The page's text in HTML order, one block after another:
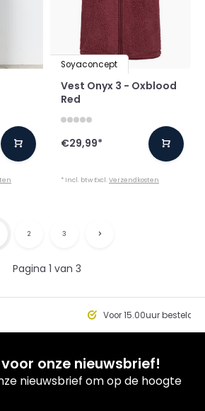
Soyaconcept
Vest Onyx 3 - Oxblood
Red
€29,99*
* Incl. btw Excl. Verzendkosten
Pagina 1 van 3
2 3
Voor 15.00uur besteld,
onze nieuwsbrief!
nieuwsbrief om op de hoogte